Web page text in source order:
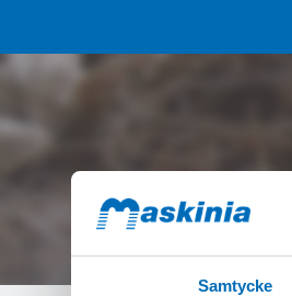
Samtycke